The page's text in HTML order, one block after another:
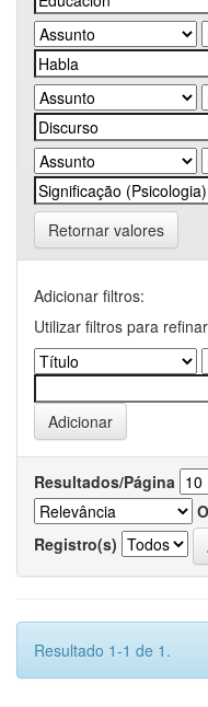
Retornar valores
Adicionar filtros:
Utilizar filtros para
Resultados/Página
Registro(s)
Resultado 1-1 de 1.